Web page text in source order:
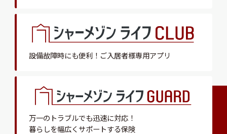
設備故障時にも便利！ ご入居者様専用アプリ
万一のトラブルでも迅速に対応！
暮らしを幅広くサポートする保険